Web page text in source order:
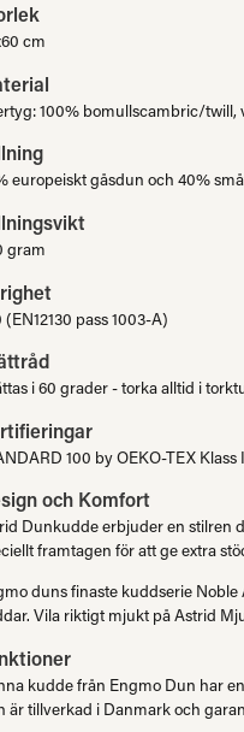
cm
100% bomullscambric/twill,
europeiskt gåsdun och 40%
gram
(EN12130 pass 1003-A)
i 60 grader - torka alltid i
100 by OEKO-TEX
och Komfort
Dunkudde erbjuder en stilren
framtagen för att ge extra
duns finaste kuddserie
Vila riktigt mjukt på Astrid
kudde från Engmo Dun har
är tillverkad i Danmark och